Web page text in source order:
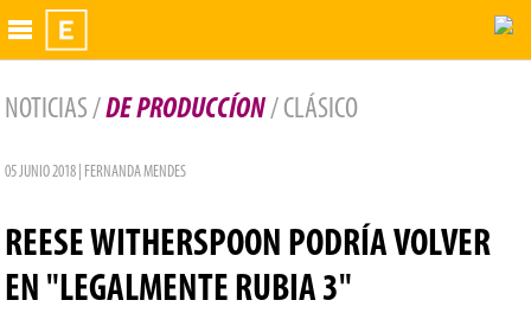
Exhibidor
NOTICIAS /DE PRODUCCÍON/ CLÁSICO
05 JUNIO 2018 | FERNANDA MENDES
REESE WITHERSPOON PODRÍA VOLVER
EN "LEGALMENTE RUBIA 3"